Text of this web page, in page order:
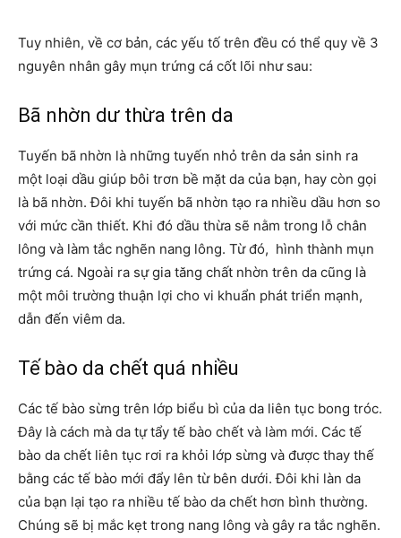
Tuy nhiên, về cơ bản, các yếu tố trên đều có thể quy về 3
nguyên nhân gây mụn trứng cá cốt lõi như sau:
Bã nhờn dư thừa trên da
Tuyến bã nhờn là những tuyến nhỏ trên da sản sinh ra
một loại dầu giúp bôi trơn bề mặt da của bạn, hay còn gọi
là bã nhờn. Đôi khi tuyến bã nhờn tạo ra nhiều dầu hơn so
với mức cần thiết. Khi đó dầu thừa sẽ nằm trong lỗ chân
lông và làm tắc nghẽn nang lông. Từ đó, hình thành mụn
trứng cá. Ngoài ra sự gia tăng chất nhờn trên da cũng là
một môi trường thuận lợi cho vi khuẩn phát triển mạnh,
dẫn đến viêm da.
Tế bào da chết quá nhiều
Các tế bào sừng trên lớp biểu bì của da liên tục bong tróc.
Đây là cách mà da tự tẩy tế bào chết và làm mới. Các tế
bào da chết liên tục rơi ra khỏi lớp sừng và được thay thế
bằng các tế bào mới đẩy lên từ bên dưới. Đôi khi làn da
của bạn lại tạo ra nhiều tế bào da chết hơn bình thường.
Chúng sẽ bị mắc kẹt trong nang lông và gây ra tắc nghẽn.